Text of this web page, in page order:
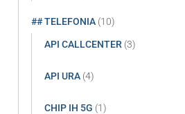
## TELEFONIA (10)
API CALLCENTER (3)
API URA (4)
CHIP IH 5G (1)